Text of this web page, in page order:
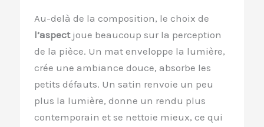
Au-delà de la composition, le choix de
l’aspectjoue beaucoup sur la perception
de la pièce. Un mat enveloppe la lumière,
crée une ambiance douce, absorbe les
petits défauts. Un satin renvoie un peu
plus la lumière, donne un rendu plus
contemporain et se nettoie mieux, ce qui